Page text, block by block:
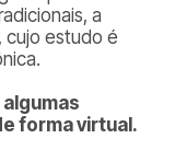
a
cujo estudo é
forma virtual.